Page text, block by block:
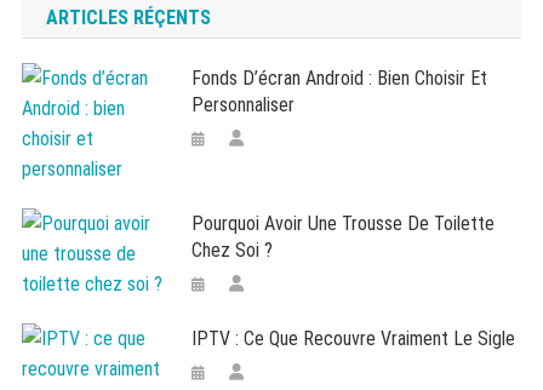
ARTICLES RÉÇENTS
Fonds D’écran Android : Bien Choisir Et
Personnaliser
Pourquoi Avoir Une Trousse De Toilette
Chez Soi ?
IPTV : Ce Que Recouvre Vraiment Le Sigle